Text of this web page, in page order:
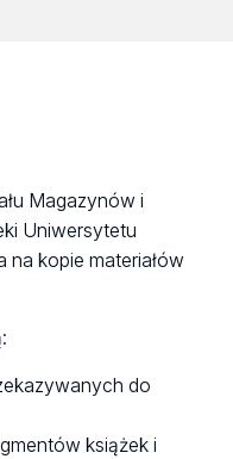
Magazynów i
Uniwersytetu
na kopie materiałów
do
książek i